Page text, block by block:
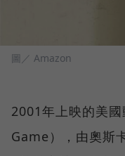
圖／ Amazon
2001年上映的美
Game），由奧斯